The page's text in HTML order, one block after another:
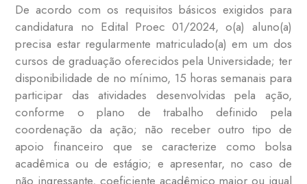
De acordo com os requisitos básicos exigidos para
candidatura no Edital Proec 01/2024, o(a) aluno(a)
precisa estar regularmente matriculado(a) em um dos
cursos de graduação oferecidos pela Universidade; ter
disponibilidade de no mínimo, 15 horas semanais para
participar das atividades desenvolvidas pela ação,
conforme o plano de trabalho definido pela
coordenação da ação; não receber outro tipo de
apoio financeiro que se caracterize como bolsa
acadêmica ou de estágio; e apresentar, no caso de
não ingressante, coeficiente acadêmico maior ou igual